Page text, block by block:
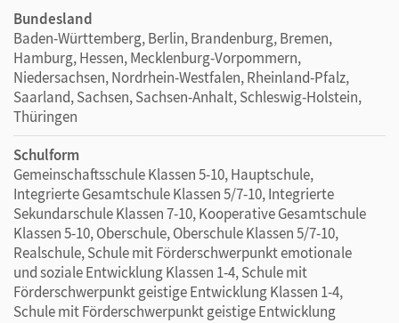
Bundesland
Baden-Württemberg, Berlin, Brandenburg, Bremen,
Hamburg, Hessen, Mecklenburg-Vorpommern,
Niedersachsen, Nordrhein-Westfalen, Rheinland-Pfalz,
Saarland, Sachsen, Sachsen-Anhalt, Schleswig-Holstein,
Thüringen
Schulform
Gemeinschaftsschule Klassen 5-10, Hauptschule,
Integrierte Gesamtschule Klassen 5/7-10, Integrierte
Sekundarschule Klassen 7-10, Kooperative Gesamtschule
Klassen 5-10, Oberschule, Oberschule Klassen 5/7-10,
Realschule, Schule mit Förderschwerpunkt emotionale
und soziale Entwicklung Klassen 1-4, Schule mit
Förderschwerpunkt geistige Entwicklung Klassen 1-4,
Schule mit Förderschwerpunkt geistige Entwicklung